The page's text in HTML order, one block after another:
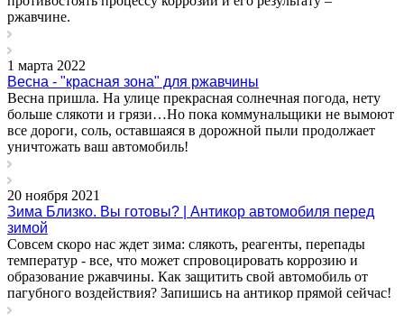
ржавчине.
1 марта 2022
Весна - "красная зона" для ржавчины
Весна пришла. На улице прекрасная солнечная погода, нету
больше слякоти и грязи…Но пока коммунальщики не вымоют
все дороги, соль, оставшаяся в дорожной пыли продолжает
уничтожать ваш автомобиль!
20 ноября 2021
Зима Близко. Вы готовы? | Антикор автомобиля перед
зимой
Совсем скоро нас ждет зима: слякоть, реагенты, перепады
температур - все, что может спровоцировать коррозию и
образование ржавчины. Как защитить свой автомобиль от
пагубного воздействия? Запишись на антикор прямой сейчас!